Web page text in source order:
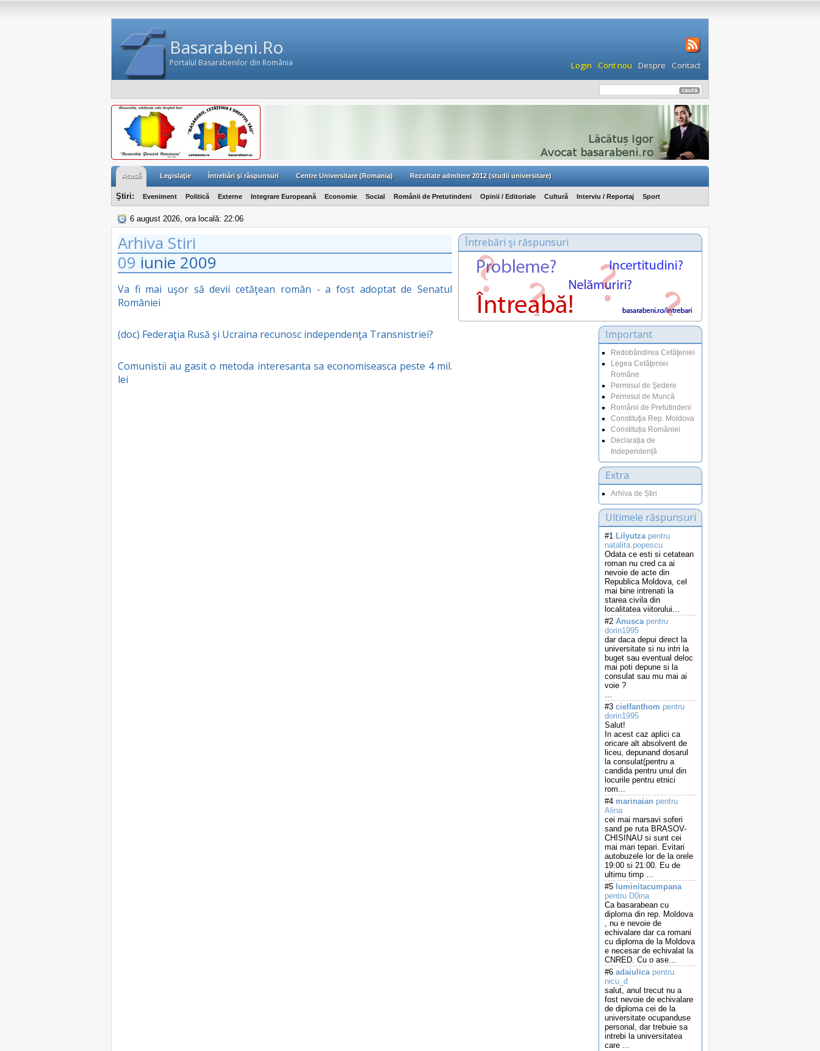
Basarabeni.Ro
Portalul Basarabenilor din România Login Cont nou Despre Contact
Acasă Legislaţie Întrebări şi răspunsuri Centre Universitare (Romania) Rezultate admitere 2012 (studii universitare)
Ştiri: Eveniment Politică Externe Integrare Europeană Economie Social Românii de Pretutindeni Opinii / Editoriale Cultură Interviu / Reportaj Sport
6 august 2026, ora locală: 22:06
Arhiva Stiri
09 iunie 2009
Va fi mai uşor să devii cetăţean român - a fost adoptat de Senatul
României
(doc) Federaţia Rusă şi Ucraina recunosc independenţa Transnistriei?
Comunistii au gasit o metoda interesanta sa economiseasca peste 4 mil.
lei
Întrebări şi răspunsuri
Important
Redobândirea Cetăţeniei
Legea Cetăţeniei
Române
Permisul de Şedere
Permisul de Muncă
Românii de Pretutindeni
Constituţia Rep. Moldova
Constituția României
Declarația de
Independență
Extra
Arhiva de Știri
Ultimele răspunsuri
#1 Lilyutzapentru
natalita.popescu
Odata ce esti si cetatean
roman nu cred ca ai
nevoie de acte din
Republica Moldova, cel
mai bine intrenati la
starea civila din
localitatea viitorului...
#2 Anuscapentru
dorin1995
dar daca depui direct la
universitate si nu intri la
buget sau eventual deloc
mai poti depune si la
consulat sau mu mai ai
voie ?
...
#3 cielfanthom pentru
dorin1995
Salut!
In acest caz aplici ca
oricare alt absolvent de
liceu, depunand dosarul
la consulat(pentru a
candida pentru unul din
locurile pentru etnici
rom...
#4 marinaian pentru
Alina
cei mai marsavi soferi
sand pe ruta BRASOV-
CHISINAU si sunt cei
mai mari tepari. Evitari
autobuzele lor de la orele
19:00 si 21:00. Eu de
ultimu timp ...
#5 luminitacumpana
pentru D0ina
Ca basarabean cu
diploma din rep. Moldova
, nu e nevoie de
echivalare dar ca romani
cu diploma de la Moldova
e necesar de echivalat la
CNRED. Cu o ase...
#6 adaiulicapentru
nicu_d
salut, anul trecut nu a
fost nevoie de echivalare
de diploma cei de la
universitate ocupanduse
personal, dar trebuie sa
intrebi la universitatea
care ...